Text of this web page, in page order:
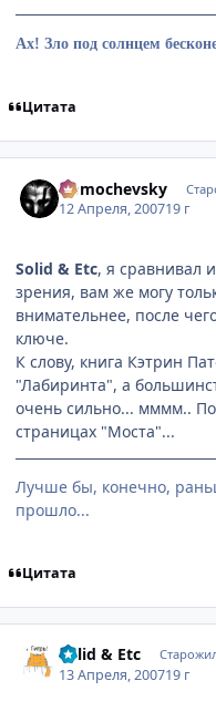
Ах! Зло под солнцем
Цитата
Domochevsky
12 Апреля, 200719 г
Solid & Etc, я сравнивал
зрения, вам же могу
внимательнее, после
ключе.
К слову, книга Кэтрин
"Лабиринта", а
очень сильно... мммм..
страницах "Моста"...
Лучше бы, конечно,
прошло...
Цитата
Solid & Etc
13 Апреля, 200719 г